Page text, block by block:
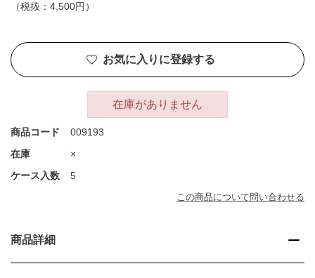
（税抜：4,500円）
お気に入りに登録する
在庫がありません
商品コード
009193
在庫
×
ケース入数
5
この商品について問い合わせる
商品詳細